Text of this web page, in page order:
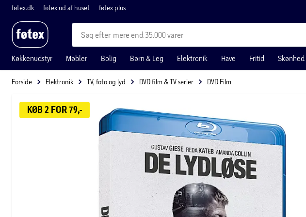
føtex.dk føtex ud af huset føtex plus
mere end 35.000 varer
Køkkenudstyr Møbler Bolig Børn & Leg Elektronik Have Fritid Skønhed
Forside Elektronik TV, foto og lyd DVD film & TV serier DVD Film
KØB 2 FOR 79,-